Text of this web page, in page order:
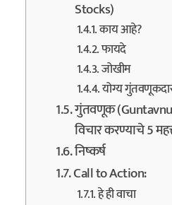
Stocks)
काय आहे?
फायदे
जोखीम
योग्य
गुंतवणूक
विचार करण्याचे 5
निष्कर्ष
Call to Action:
हे ही वाचा